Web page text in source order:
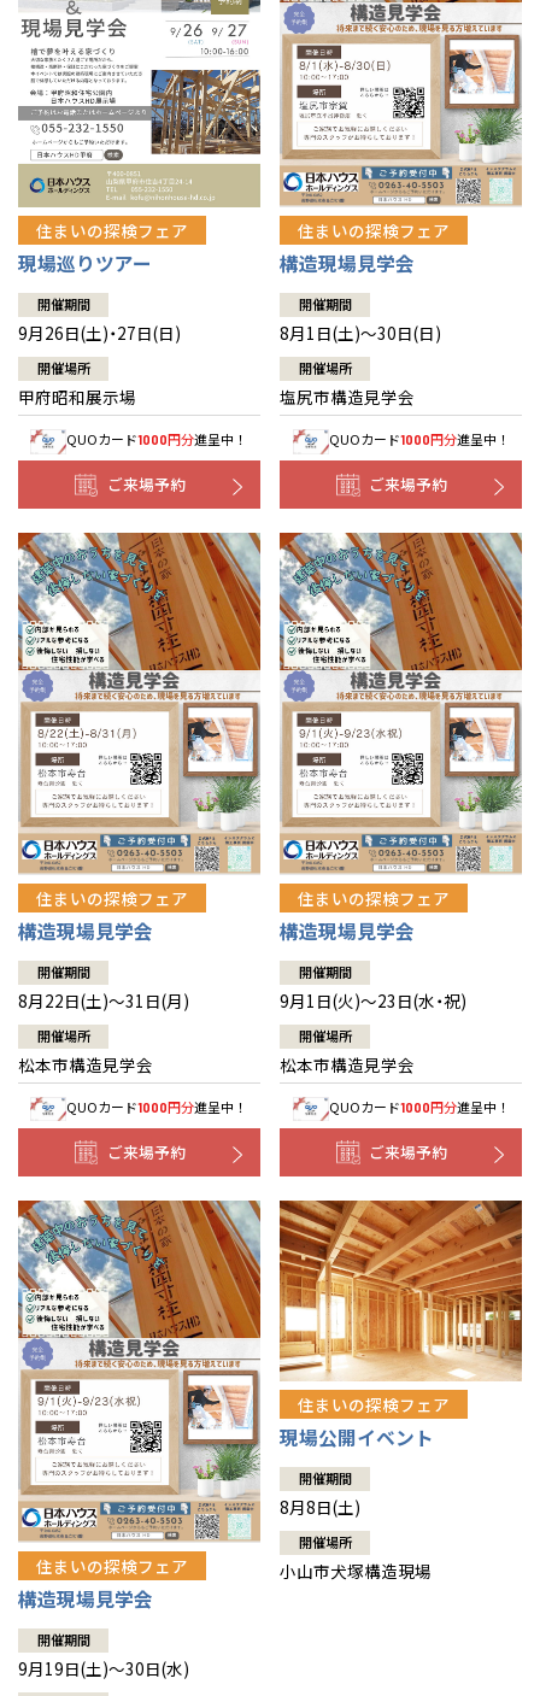
住まいの探検フェア
現場巡りツアー
開催期間
9月26日(土)・27日(日)
開催場所
甲府昭和展示場
QUOカード1000円分進呈中！
ご来場予約
住まいの探検フェア
構造現場見学会
開催期間
8月1日(土)～30日(日)
開催場所
塩尻市構造見学会
QUOカード1000円分進呈中！
ご来場予約
住まいの探検フェア
構造現場見学会
開催期間
8月22日(土)～31日(月)
開催場所
松本市構造見学会
QUOカード1000円分進呈中！
ご来場予約
住まいの探検フェア
構造現場見学会
開催期間
9月1日(火)～23日(水・祝)
開催場所
松本市構造見学会
QUOカード1000円分進呈中！
ご来場予約
住まいの探検フェア
構造現場見学会
開催期間
9月19日(土)～30日(水)
住まいの探検フェア
現場公開イベント
開催期間
8月8日(土)
開催場所
小山市犬塚構造現場